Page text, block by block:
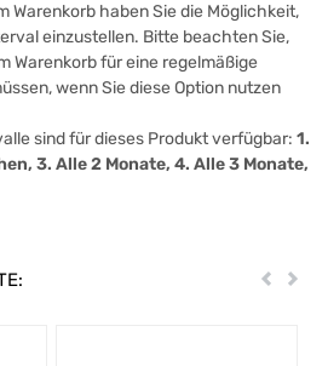
Warenkorb haben Sie die Möglichkeit,
einzustellen. Bitte beachten Sie,
Warenkorb für eine regelmäßige
wenn Sie diese Option nutzen
sind für dieses Produkt verfügbar: 1.
3. Alle 2 Monate, 4. Alle 3 Monate,
Zurück